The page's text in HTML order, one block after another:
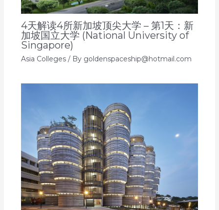
4天解读4所新加坡顶尖大学 – 第1天：新
加坡国立大学 (National University of
Singapore)
Asia Colleges/ By goldenspaceship@hotmail.com